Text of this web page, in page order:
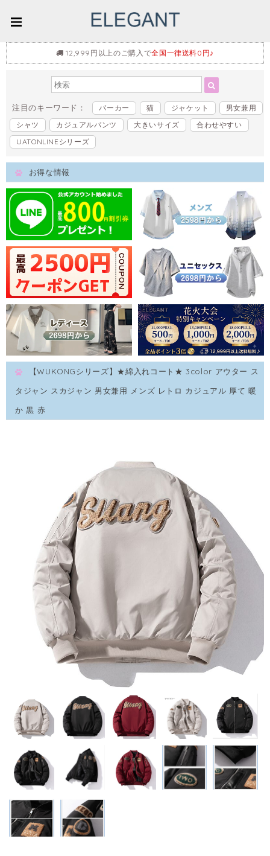
12,999円以上のご購入で全国一律送料0円♪
注目のキーワード： パーカー 猫 ジャケット
男女兼用
シャツ
カジュアルパンツ 大きいサイズ
合わせやすい
UATONLINEシリーズ
お得な情報
【WUKONGシリーズ】★綿入れコート★ 3color アウター ス
タジャン スカジャン 男女兼用 メンズ レトロ カジュアル 厚て 暖
か 黒 赤